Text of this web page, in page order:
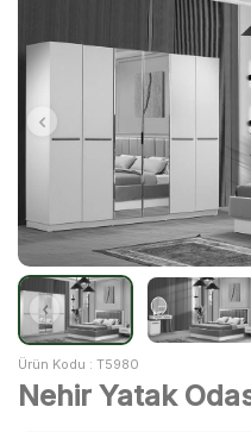
Ürün Kodu : T5980
Nehir Yatak